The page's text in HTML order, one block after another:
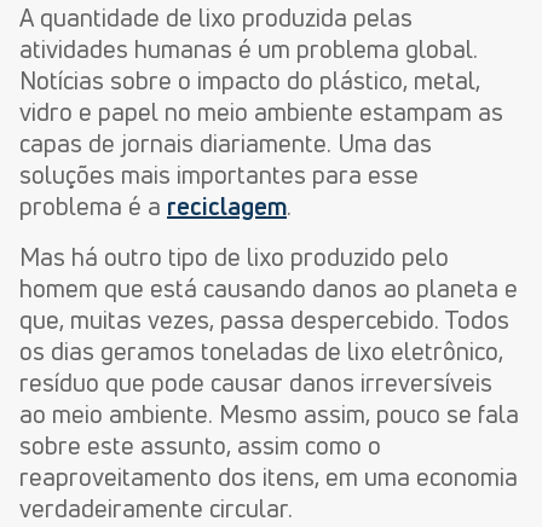
A quantidade de lixo produzida pelas
atividades humanas é um problema global.
Notícias sobre o impacto do plástico, metal,
vidro e papel no meio ambiente estampam as
capas de jornais diariamente. Uma das
soluções mais importantes para esse
problema é a reciclagem.
Mas há outro tipo de lixo produzido pelo
homem que está causando danos ao planeta e
que, muitas vezes, passa despercebido. Todos
os dias geramos toneladas de lixo eletrônico,
resíduo que pode causar danos irreversíveis
ao meio ambiente. Mesmo assim, pouco se fala
sobre este assunto, assim como o
reaproveitamento dos itens, em uma economia
verdadeiramente circular.